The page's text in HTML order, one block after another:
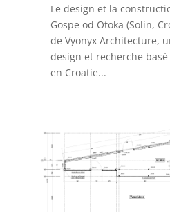
Le design et la
Gospe od Otoka (Solin,
de Vyonyx Architecture,
design et recherche
en Croatie...